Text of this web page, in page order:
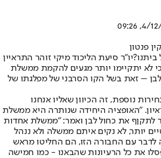
4/12/
פנטון
יו"ר סיעת הליכוד מיקי זוהר התראיין
לא יתקיימו יותר מגעים להקמת ממשלת
לבן – זאת בשל הקו הסרבני של מפלגתו של
נוספת, זה הכיוון שאליו אנחנו
"האופציה היחידה שנותרה היא ממשלת
לתקןף את כחול לבן ואמר: "ממשלת אחדות
יותר, לא נקים איתם ממשלה ולא ננהל
לדבר עם החבורה הזו, הם החליטו מראש
את כל הרעיונות שהבאנו - כמו חמישה